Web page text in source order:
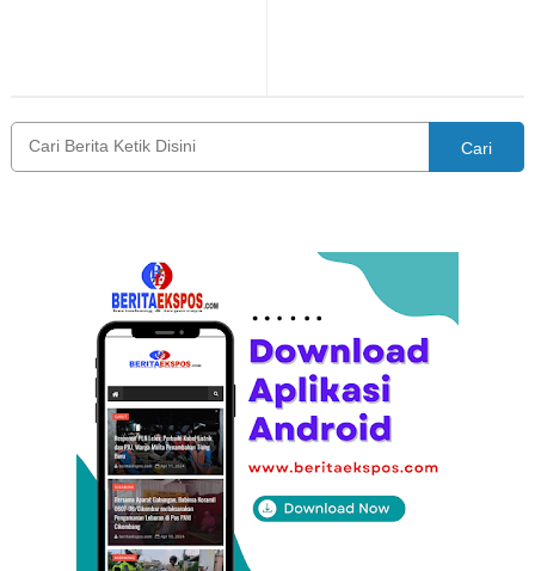
Cari